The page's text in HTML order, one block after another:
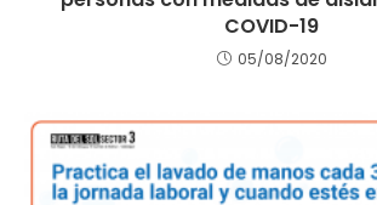
COVID-19
05/08/2020